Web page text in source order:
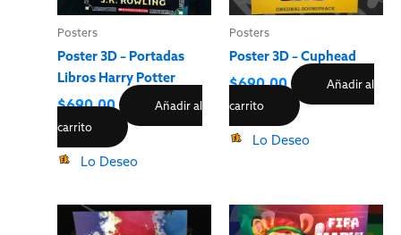
Posters
Poster 3D – Portadas
Libros Harry Potter
$690.00
Añadir al
carrito
Lo Deseo
Posters
Poster 3D – Cuphead
$690.00
Añadir al
carrito
Lo Deseo